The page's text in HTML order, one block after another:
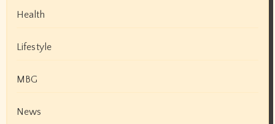
Health
Lifestyle
MBG
News